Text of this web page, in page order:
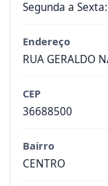
Segunda a
Endereço
RUA GERALDO
CEP
36688500
Bairro
CENTRO